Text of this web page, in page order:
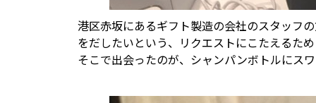
港区赤坂にあるギフト製造の会社のスタッフ
をだしたいという、リクエストにこたえるた
そこで出会ったのが、シャンパンボトルにス